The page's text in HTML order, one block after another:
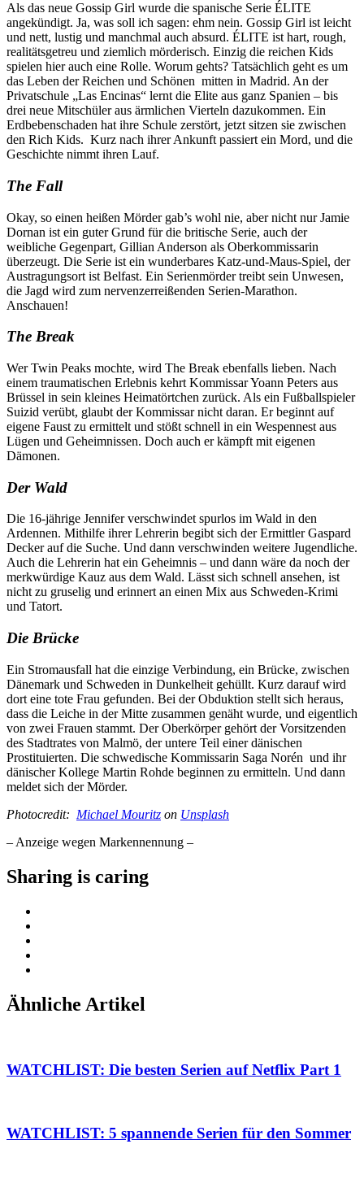
Als das neue Gossip Girl wurde die spanische Serie ÉLITE
angekündigt. Ja, was soll ich sagen: ehm nein. Gossip Girl ist leicht
und nett, lustig und manchmal auch absurd. ÉLITE ist hart, rough,
realitätsgetreu und ziemlich mörderisch. Einzig die reichen Kids
spielen hier auch eine Rolle. Worum gehts? Tatsächlich geht es um
das Leben der Reichen und Schönen mitten in Madrid. An der
Privatschule „Las Encinas“ lernt die Elite aus ganz Spanien – bis
drei neue Mitschüler aus ärmlichen Vierteln dazukommen. Ein
Erdbebenschaden hat ihre Schule zerstört, jetzt sitzen sie zwischen
den Rich Kids. Kurz nach ihrer Ankunft passiert ein Mord, und die
Geschichte nimmt ihren Lauf.
The Fall
Okay, so einen heißen Mörder gab’s wohl nie, aber nicht nur Jamie
Dornan ist ein guter Grund für die britische Serie, auch der
weibliche Gegenpart, Gillian Anderson als Oberkommissarin
überzeugt. Die Serie ist ein wunderbares Katz-und-Maus-Spiel, der
Austragungsort ist Belfast. Ein Serienmörder treibt sein Unwesen,
die Jagd wird zum nervenzerreißenden Serien-Marathon.
Anschauen!
The Break
Wer Twin Peaks mochte, wird The Break ebenfalls lieben. Nach
einem traumatischen Erlebnis kehrt Kommissar Yoann Peters aus
Brüssel in sein kleines Heimatörtchen zurück. Als ein Fußballspieler
Suizid verübt, glaubt der Kommissar nicht daran. Er beginnt auf
eigene Faust zu ermittelt und stößt schnell in ein Wespennest aus
Lügen und Geheimnissen. Doch auch er kämpft mit eigenen
Dämonen.
Der Wald
Die 16-jährige Jennifer verschwindet spurlos im Wald in den
Ardennen. Mithilfe ihrer Lehrerin begibt sich der Ermittler Gaspard
Decker auf die Suche. Und dann verschwinden weitere Jugendliche.
Auch die Lehrerin hat ein Geheimnis – und dann wäre da noch der
merkwürdige Kauz aus dem Wald. Lässt sich schnell ansehen, ist
nicht zu gruselig und erinnert an einen Mix aus Schweden-Krimi
und Tatort.
Die Brücke
Ein Stromausfall hat die einzige Verbindung, ein Brücke, zwischen
Dänemark und Schweden in Dunkelheit gehüllt. Kurz darauf wird
dort eine tote Frau gefunden. Bei der Obduktion stellt sich heraus,
dass die Leiche in der Mitte zusammen genäht wurde, und eigentlich
von zwei Frauen stammt. Der Oberkörper gehört der Vorsitzenden
des Stadtrates von Malmö, der untere Teil einer dänischen
Prostituierten. Die schwedische Kommissarin Saga Norén und ihr
dänischer Kollege Martin Rohde beginnen zu ermitteln. Und dann
meldet sich der Mörder.
Photocredit: Michael Mouritz on Unsplash
– Anzeige wegen Markennennung –
Sharing is caring
Ähnliche Artikel
WATCHLIST: Die besten Serien auf Netflix Part 1
WATCHLIST: 5 spannende Serien für den Sommer